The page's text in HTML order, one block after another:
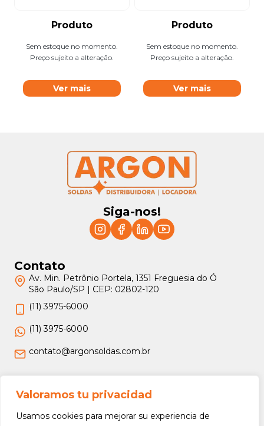
Valoramos tu privacidad
Usamos cookies para mejorar su experiencia de
Produto
Sem estoque no momento.
Preço sujeito a alteração.
Ver mais
Produto
Sem estoque no momento.
Preço sujeito a alteração.
Ver mais
Siga-nos!
Contato
Av. Min. Petrônio Portela, 1351 Freguesia do Ó
São Paulo/SP | CEP: 02802-120
(11) 3975-6000
(11) 3975-6000
contato@argonsoldas.com.br
Jurídico
Termos e Condições
Política de Privacidade